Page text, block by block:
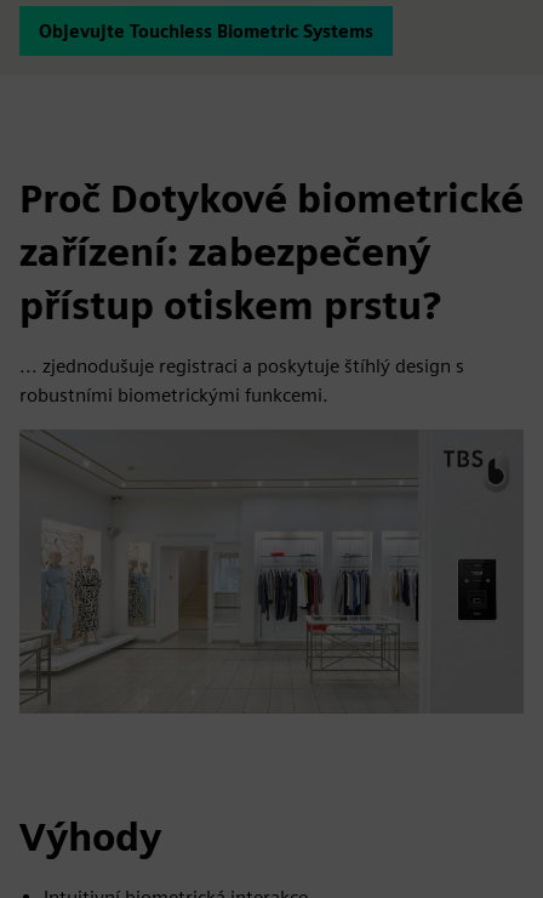
Objevujte Touchless Biometric Systems
Proč Dotykové biometrické
zařízení: zabezpečený
přístup otiskem prstu?
... zjednodušuje registraci a poskytuje štíhlý design s
robustními biometrickými funkcemi.
Výhody